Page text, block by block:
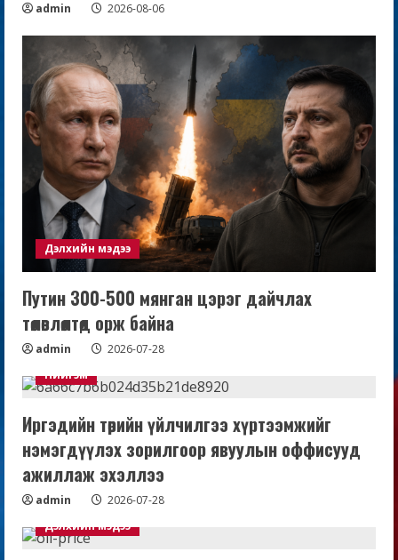
admin 2026-08-06
Дэлхийн мэдээ
Путин 300-500 мянган цэрэг дайчлах
төлөвлөлтөд орж байна
admin
2026-07-28
Нийгэм
Иргэдийн төрийн үйлчилгээ хүртээмжийг
нэмэгдүүлэх зорилгоор явуулын оффисууд
ажиллаж эхэллээ
admin
2026-07-28
Дэлхийн мэдээ